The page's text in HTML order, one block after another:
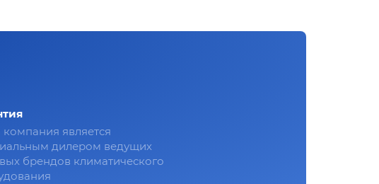
является
дилером ведущих
брендов климатического